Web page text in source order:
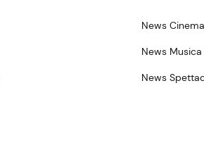
News Cinema
News Musica
News